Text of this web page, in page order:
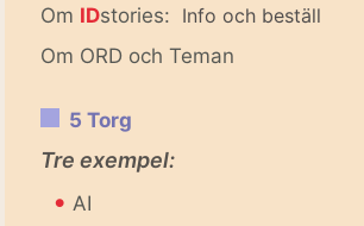
Om IDstories: Info och beställ
Om ORD och Teman
5 Torg
Tre exempel:
• AI